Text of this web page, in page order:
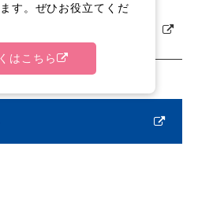
動篇 Case 32 Makana
す。ぜひお役立てくだ
はこちら